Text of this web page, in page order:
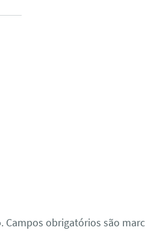
Campos obrigatórios são